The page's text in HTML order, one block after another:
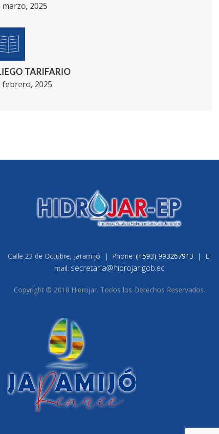
marzo, 2025
TARIFARIO
febrero, 2025
Calle 23 de Octubre, Jaramijó | Phone: (+593) 993267913 | E-
mail: secretaria@hidrojar.gob.ec
Copyright © 2018 Hidrojar. Todos los Derechos Reservados.